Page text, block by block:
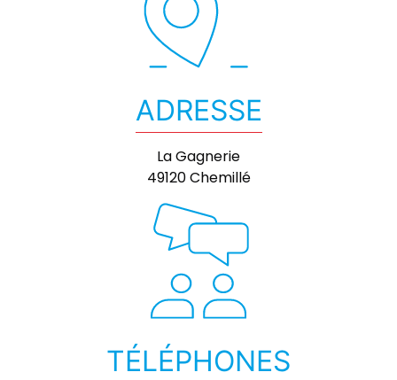
ADRESSE
La Gagnerie
49120 Chemillé
TÉLÉPHONES